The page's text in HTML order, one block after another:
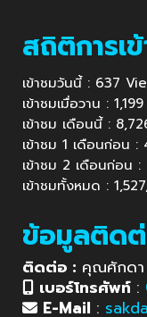
สถิติการเ
เข้าชมวันนี้ : 637
เข้าชมเมื่อวาน :
เข้าชม เดือนนี้ :
เข้าชม 1 เดือนก่อน :
เข้าชม 2 เดือนก่อน
เข้าชมทั้งหมด :
ข้อมูลติด
ติดต่อ : คุณศักด
เบอร์โทรศัพท์ :
E-Mail :